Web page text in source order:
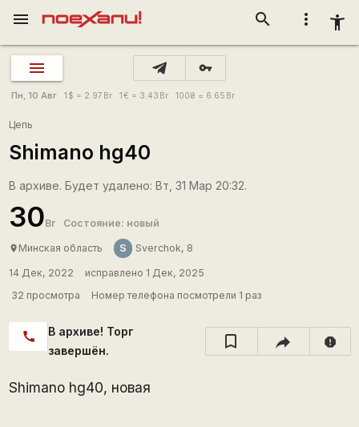
more_vert accessibility_new
search
menu
vpn_key
Пн, 10 Авг 1 $ = 2.97 Br 1€ = 3.43 Br 100₴ = 6.65 Br
Цепь
Shimano hg40
В архиве. Будет удалено: Вт, 31 Мар 20:32.
30Br Состояние: новый
place Минская область S Sverchok, 8
14 Дек, 2022
исправлено 1 Дек, 2025
32 просмотра
Номер телефона посмотрели 1 раз
call
В архиве! Торг
завершён.
report
Shimano hg40, новая